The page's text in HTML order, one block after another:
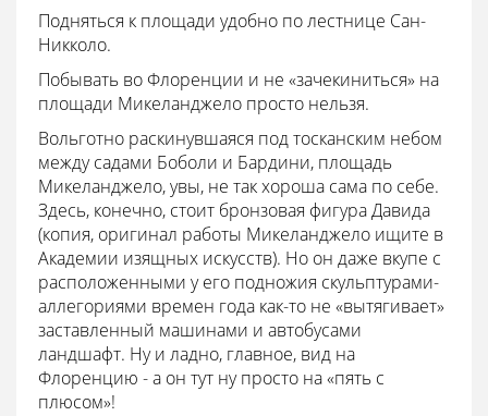
Подняться к площади удобно по лестнице Сан-
Никколо.
Побывать во Флоренции и не «зачекиниться» на
площади Микеланджело просто нельзя.
Вольготно раскинувшаяся под тосканским небом
между садами Боболи и Бардини, площадь
Микеланджело, увы, не так хороша сама по себе.
Здесь, конечно, стоит бронзовая фигура Давида
(копия, оригинал работы Микеланджело ищите в
Академии изящных искусств). Но он даже вкупе с
расположенными у его подножия скульптурами-
аллегориями времен года как-то не «вытягивает»
заставленный машинами и автобусами
ландшафт. Ну и ладно, главное, вид на
Флоренцию - а он тут ну просто на «пять с
плюсом»!